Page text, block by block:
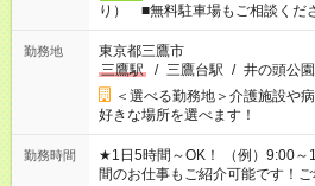
り） ■無料駐車場もご相談くだ
勤務地
東京都三鷹市
三鷹駅
/ 三鷹台駅 / 井の頭公
＜選べる勤務地＞介護施設
好きな場所を選べます！
勤務時間
★1日5時間～OK！ （例）9:00～
間のお仕事もご紹介可能です！ご